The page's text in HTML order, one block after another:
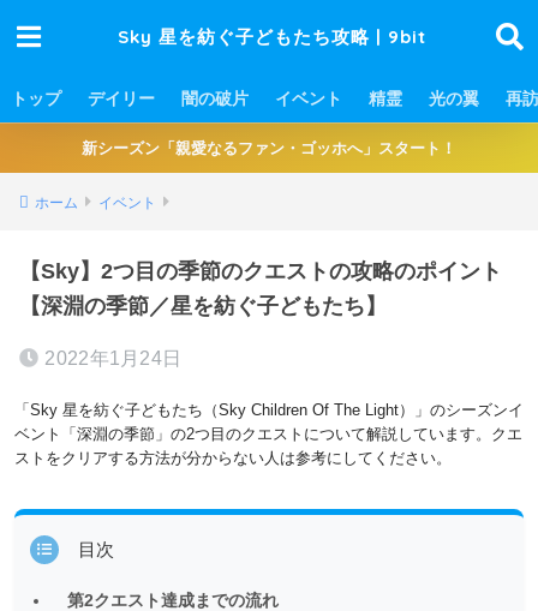
Sky 星を紡ぐ子どもたち攻略 | 9bit
トップ デイリー 闇の破片 イベント 精霊 光の翼 再訪
新シーズン「親愛なるファン・ゴッホへ」スタート！
ホーム イベント
【Sky】2つ目の季節のクエストの攻略のポイント
【深淵の季節／星を紡ぐ子どもたち】
2022年1月24日
「Sky 星を紡ぐ子どもたち（Sky Children Of The Light）」のシーズンイ
ベント「深淵の季節」の2つ目のクエストについて解説しています。クエ
ストをクリアする方法が分からない人は参考にしてください。
目次
第2クエスト達成までの流れ